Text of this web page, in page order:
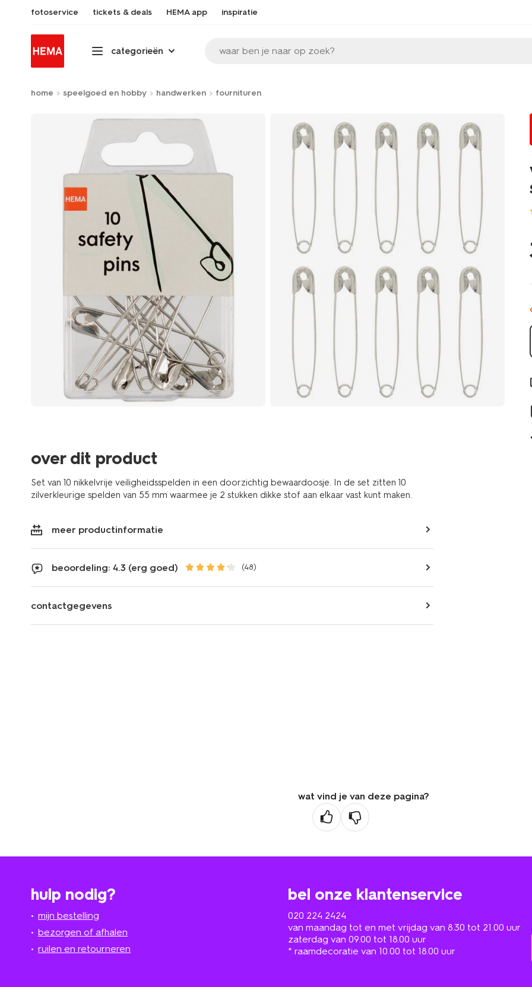
fotoservice tickets & deals HEMA app inspiratie
categorieën waar ben je naar op zoek?
home speelgoed en hobby handwerken fournituren
over dit product
Set van 10 nikkelvrije veiligheidsspelden in een doorzichtig bewaardoosje. In de set zitten 10
zilverkleurige spelden van 55 mm waarmee je 2 stukken dikke stof aan elkaar vast kunt maken.
meer productinformatie
beoordeling: 4.3 (erg goed) (48)
contactgegevens
wat vind je van deze pagina?
hulp nodig?
mijn bestelling
bezorgen of afhalen
ruilen en retourneren
bel onze klantenservice
020 224 2424
van maandag tot en met vrijdag van 8.30 tot 21.00 uur
zaterdag van 09.00 tot 18.00 uur
* raamdecoratie van 10.00 tot 18.00 uur